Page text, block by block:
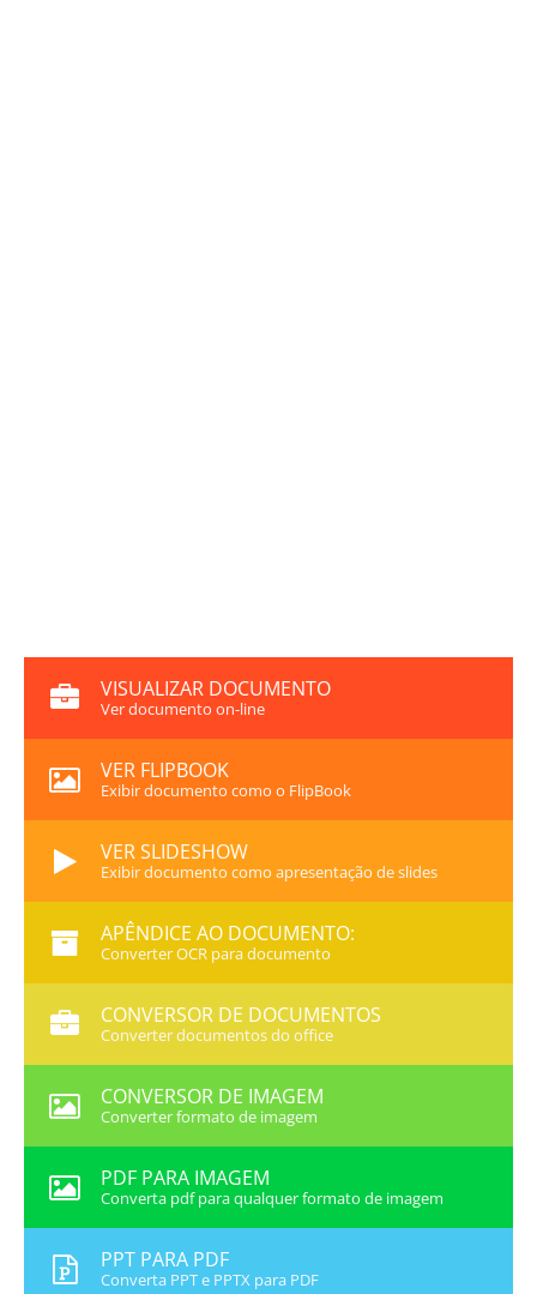
VISUALIZAR DOCUMENTO
Ver documento on-line
VER FLIPBOOK
Exibir documento como o FlipBook
VER SLIDESHOW
Exibir documento como apresentação de slides
APÊNDICE AO DOCUMENTO:
Converter OCR para documento
CONVERSOR DE DOCUMENTOS
Converter documentos do office
CONVERSOR DE IMAGEM
Converter formato de imagem
PDF PARA IMAGEM
Converta pdf para qualquer formato de imagem
PPT PARA PDF
Converta PPT e PPTX para PDF